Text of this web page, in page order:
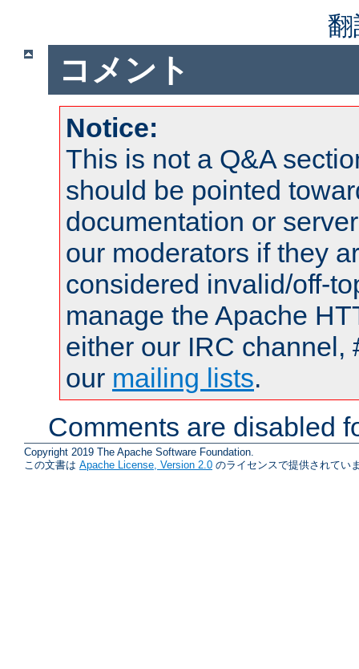
コメント
Notice:
This is not a Q&A
should be pointed
documentation or
our moderators if they
considered invalid/off-
manage the Apache
either our IRC channel,
our mailing lists.
Comments are disabled
Copyright 2019 The Apache Software Foundation.
この文書は Apache License, Version 2.0 のライセンスで提供されてい